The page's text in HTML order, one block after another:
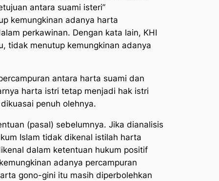
antara suami isteri”
kemungkinan adanya harta
perkawinan. Dengan kata lain, KHI
tidak menutup kemungkinan adanya
antara harta suami dan
harta istri tetap menjadi hak istri
penuh olehnya.
(pasal) sebelumnya. Jika dianalisis
Islam tidak dikenal istilah harta
dalam ketentuan hukum positif
adanya percampuran
gono-gini itu masih diperbolehkan